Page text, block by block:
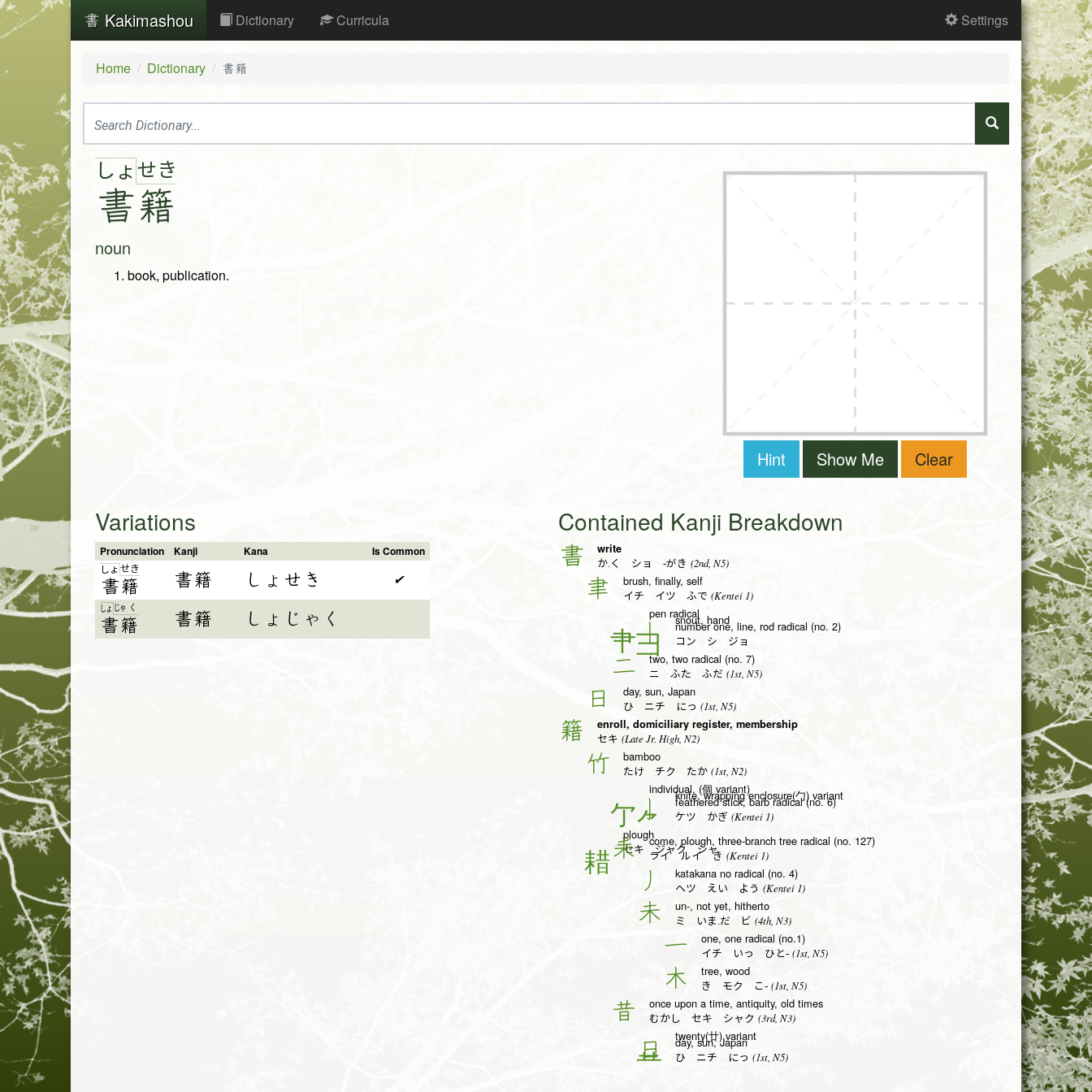
Kakimashou Dictionary Curricula Settings
Home Dictionary 書籍
しょ
書
せ き
籍
noun
book, publication.
Hint Show Me Clear
Variations
Pronunciation Kanji Kana Is Common
しょ
書
せき
籍 書籍 しょせき ✔
しょ じゃ く
書籍 書籍 しょじゃく
Contained Kanji Breakdown
書 write
か.く ショ -がき (2nd, N5)
聿 brush, finally, self
イチ イツ ふで (Kentei 1)
pen radicalsnout, hand
丨 number one, line, rod radical (no. 2)
コン シ ジョ
二 two, two radical (no. 7)
ニ ふた ふだ (1st, N5)
日 day, sun, Japan
ひ ニチ にっ (1st, N5)
籍 enroll, domiciliary register, membership
セキ (Late Jr. High, N2)
竹 bamboo
たけ チク たか (1st, N2)
individual, (個 variant)
knife, wrapping enclosure(勹) variant
亅 feathered stick, barb radical (no. 6)
ケツ かぎ (Kentei 1)
plough
セキ ジャク シャ
耒 come, plough, three-branch tree radical (no. 127)
ライ ルイ き (Kentei 1)
丿 katakana no radical (no. 4)
ヘツ えい よう (Kentei 1)
未 un-, not yet, hitherto
ミ いま.だ ビ (4th, N3)
一 one, one radical (no.1)
イチ いっ ひと- (1st, N5)
木 tree, wood
き モク こ- (1st, N5)
昔 once upon a time, antiquity, old times
むかし セキ シャク (3rd, N3)
twenty(廿) variant
日 day, sun, Japan
ひ ニチ にっ (1st, N5)